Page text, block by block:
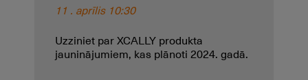
11 . aprīlis 10:30
Uzziniet par XCALLY produkta
jauninājumiem, kas plānoti 2024. gadā.